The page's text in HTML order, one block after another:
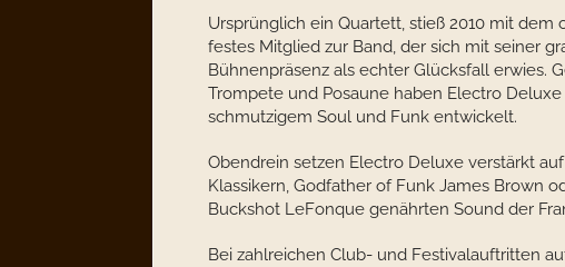
Ursprünglich ein Quartett, stieß 2010 mit dem
festes Mitglied zur Band, der sich mit seiner
Bühnenpräsenz als echter Glücksfall erwies.
Trompete und Posaune haben Electro
schmutzigem Soul und Funk entwickelt.
Obendrein setzen Electro Deluxe verstärkt
Klassikern, Godfather of Funk James Brown
Buckshot LeFonque genährten Sound der
Bei zahlreichen Club- und Festivalauftritten